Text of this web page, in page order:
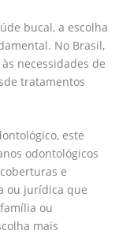
bucal, a escolha
No Brasil,
necessidades de
tratamentos
este
odontológicos
e
ou jurídica que
ou
mais